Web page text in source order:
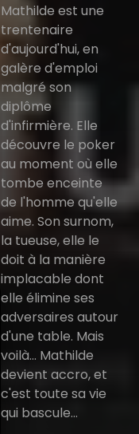
Mathilde est une
trentenaire
d'aujourd'hui, en
galère d'emploi
malgré son
diplôme
d'infirmière. Elle
découvre le poker
au moment où elle
tombe enceinte
de l'homme qu'elle
aime. Son surnom,
la tueuse, elle le
doit à la manière
implacable dont
elle élimine ses
adversaires autour
d'une table. Mais
voilà... Mathilde
devient accro, et
c'est toute sa vie
qui bascule...